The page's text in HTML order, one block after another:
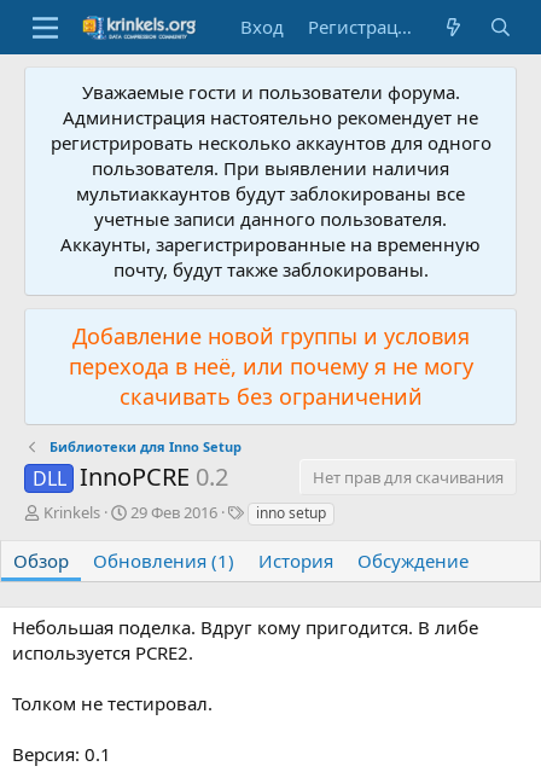
Вход Регистрация
Уважаемые гости и пользователи форума.
Администрация настоятельно рекомендует не
регистрировать несколько аккаунтов для одного
пользователя. При выявлении наличия
мультиаккаунтов будут заблокированы все
учетные записи данного пользователя.
Аккаунты, зарегистрированные на временную
почту, будут также заблокированы.
Добавление новой группы и условия
перехода в неё, или почему я не могу
скачивать без ограничений
Библиотеки для Inno Setup
DLL InnoPCRE 0.2
Нет прав для скачивания
А
т
о
Krinkels
Д
т
а
о
д
н
29 Фев 2016
Т
и
inno setup
Обзор Обновления (1) История Обсуждение
Небольшая поделка. Вдруг кому пригодится. В либе
используется PCRE2.
Толком не тестировал.
Версия: 0.1